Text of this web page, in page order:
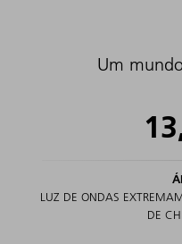
Um
LUZ DE ONDAS
DE